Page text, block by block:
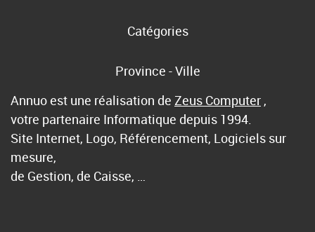
Catégories
Province - Ville
Annuo est une réalisation de Zeus Computer ,
votre partenaire Informatique depuis 1994.
Site Internet, Logo, Référencement, Logiciels sur
mesure,
de Gestion, de Caisse, …